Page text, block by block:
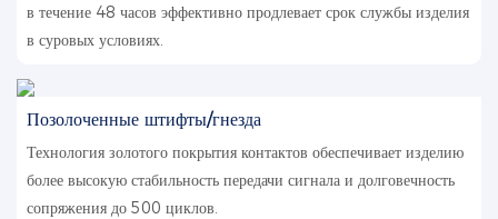
в течение 48 часов эффективно продлевает срок службы изделия
в суровых условиях.
Позолоченные штифты/гнезда
Технология золотого покрытия контактов обеспечивает изделию
более высокую стабильность передачи сигнала и долговечность
сопряжения до 500 циклов.